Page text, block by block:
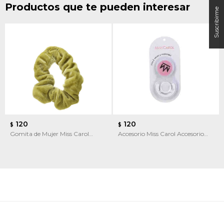
Productos que te pueden interesar
$ 120
Gomita de Mujer Miss Carol
$ 120
Accesorio Miss Carol Accesorio